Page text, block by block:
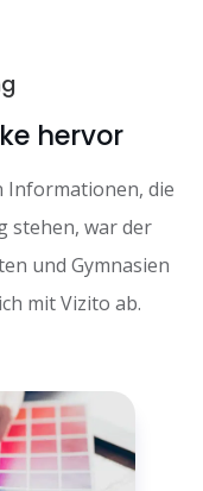
hervor
Informationen, die
stehen, war der
und Gymnasien
mit Vizito ab.